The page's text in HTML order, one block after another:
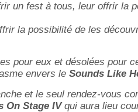
un fest à tous, leur offrir la
la possibilité de les
pour eux et désolées pour
envers le Sounds Like
et le seul rendez-vous
On Stage IVqui aura lieu